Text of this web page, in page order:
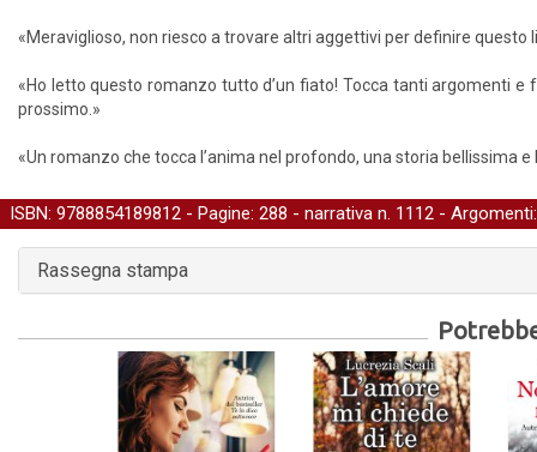
«Meraviglioso, non riesco a trovare altri aggettivi per definire
«Ho letto questo romanzo tutto d’un fiato! Tocca tanti argomenti e
prossimo.»
«Un romanzo che tocca l’anima nel profondo, una storia bellissima
ISBN: 9788854189812 - Pagine: 288 - narrativa n. 1112 -
Rassegna stampa